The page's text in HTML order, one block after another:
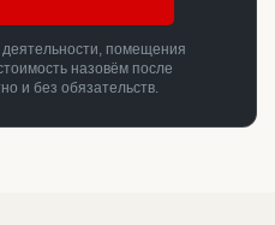
деятельности, помещения
назовём после
и без обязательств.